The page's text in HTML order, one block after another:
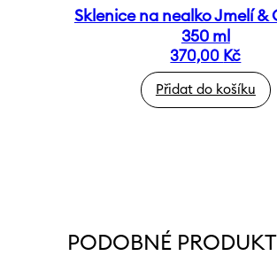
Sklenice na nealko Jmelí &
350 ml
370,00 Kč
Přidat do košíku
PODOBNÉ